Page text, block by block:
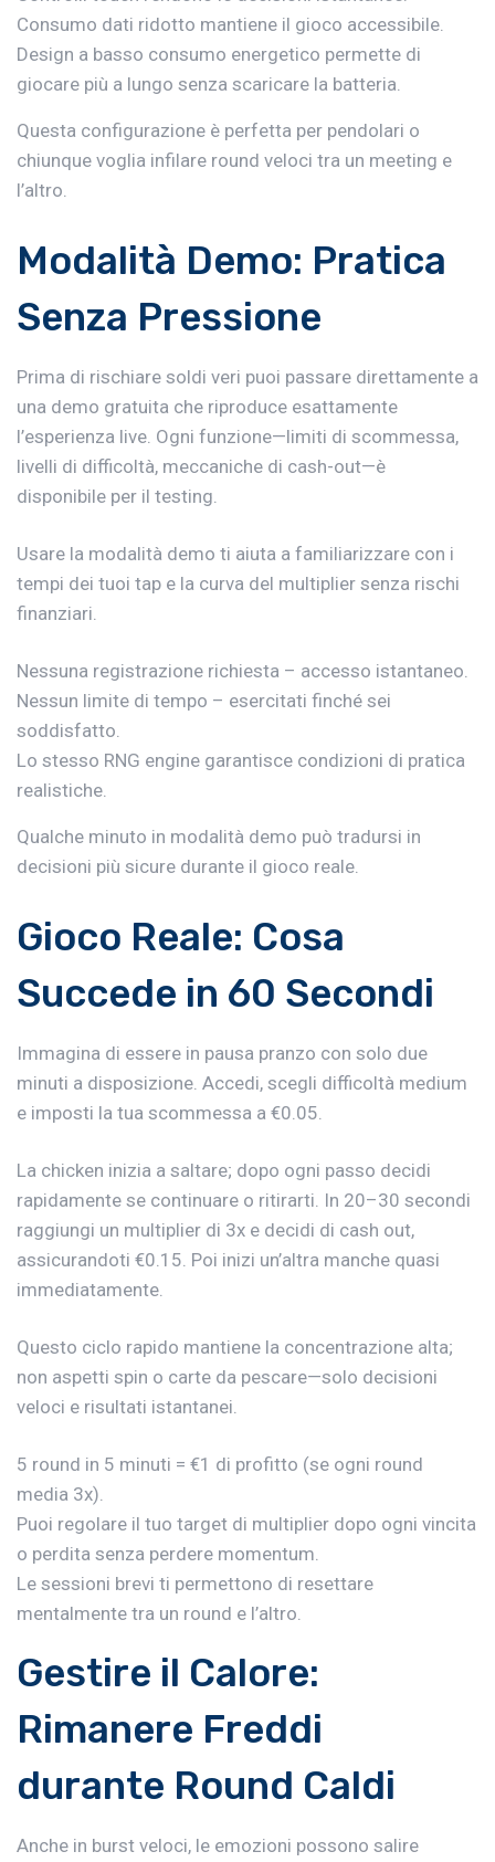
Consumo dati ridotto mantiene il gioco accessibile.
Design a basso consumo energetico permette di
giocare più a lungo senza scaricare la batteria.
Questa configurazione è perfetta per pendolari o
chiunque voglia infilare round veloci tra un meeting e
l’altro.
Modalità Demo: Pratica
Senza Pressione
Prima di rischiare soldi veri puoi passare direttamente a
una demo gratuita che riproduce esattamente
l’esperienza live. Ogni funzione—limiti di scommessa,
livelli di difficoltà, meccaniche di cash-out—è
disponibile per il testing.
Usare la modalità demo ti aiuta a familiarizzare con i
tempi dei tuoi tap e la curva del multiplier senza rischi
finanziari.
Nessuna registrazione richiesta – accesso istantaneo.
Nessun limite di tempo – esercitati finché sei
soddisfatto.
Lo stesso RNG engine garantisce condizioni di pratica
realistiche.
Qualche minuto in modalità demo può tradursi in
decisioni più sicure durante il gioco reale.
Gioco Reale: Cosa
Succede in 60 Secondi
Immagina di essere in pausa pranzo con solo due
minuti a disposizione. Accedi, scegli difficoltà medium
e imposti la tua scommessa a €0.05.
La chicken inizia a saltare; dopo ogni passo decidi
rapidamente se continuare o ritirarti. In 20–30 secondi
raggiungi un multiplier di 3x e decidi di cash out,
assicurandoti €0.15. Poi inizi un’altra manche quasi
immediatamente.
Questo ciclo rapido mantiene la concentrazione alta;
non aspetti spin o carte da pescare—solo decisioni
veloci e risultati istantanei.
5 round in 5 minuti = €1 di profitto (se ogni round
media 3x).
Puoi regolare il tuo target di multiplier dopo ogni vincita
o perdita senza perdere momentum.
Le sessioni brevi ti permettono di resettare
mentalmente tra un round e l’altro.
Gestire il Calore:
Rimanere Freddi
durante Round Caldi
Anche in burst veloci, le emozioni possono salire